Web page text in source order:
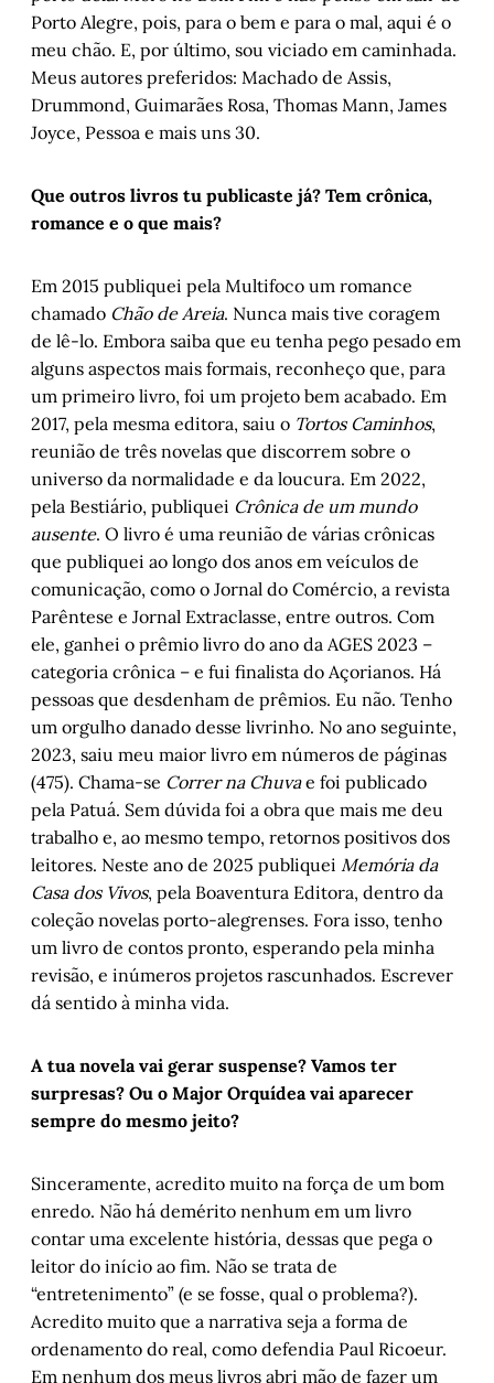
Porto Alegre, pois, para o bem e para o mal, aqui é o
meu chão. E, por último, sou viciado em caminhada.
Meus autores preferidos: Machado de Assis,
Drummond, Guimarães Rosa, Thomas Mann, James
Joyce, Pessoa e mais uns 30.
Que outros livros tu publicaste já? Tem crônica,
romance e o que mais?
Em 2015 publiquei pela Multifoco um romance
chamado Chão de Areia. Nunca mais tive coragem
de lê-lo. Embora saiba que eu tenha pego pesado em
alguns aspectos mais formais, reconheço que, para
um primeiro livro, foi um projeto bem acabado. Em
2017, pela mesma editora, saiu o Tortos Caminhos,
reunião de três novelas que discorrem sobre o
universo da normalidade e da loucura. Em 2022,
pela Bestiário, publiquei Crônica de um mundo
ausente. O livro é uma reunião de várias crônicas
que publiquei ao longo dos anos em veículos de
comunicação, como o Jornal do Comércio, a revista
Parêntese e Jornal Extraclasse, entre outros. Com
ele, ganhei o prêmio livro do ano da AGES 2023 –
categoria crônica – e fui finalista do Açorianos. Há
pessoas que desdenham de prêmios. Eu não. Tenho
um orgulho danado desse livrinho. No ano seguinte,
2023, saiu meu maior livro em números de páginas
(475). Chama-se Correr na Chuvae foi publicado
pela Patuá. Sem dúvida foi a obra que mais me deu
trabalho e, ao mesmo tempo, retornos positivos dos
leitores. Neste ano de 2025 publiquei Memória da
Casa dos Vivos, pela Boaventura Editora, dentro da
coleção novelas porto-alegrenses. Fora isso, tenho
um livro de contos pronto, esperando pela minha
revisão, e inúmeros projetos rascunhados. Escrever
dá sentido à minha vida.
A tua novela vai gerar suspense? Vamos ter
surpresas? Ou o Major Orquídea vai aparecer
sempre do mesmo jeito?
Sinceramente, acredito muito na força de um bom
enredo. Não há demérito nenhum em um livro
contar uma excelente história, dessas que pega o
leitor do início ao fim. Não se trata de
“entretenimento” (e se fosse, qual o problema?).
Acredito muito que a narrativa seja a forma de
ordenamento do real, como defendia Paul Ricoeur.
Em nenhum dos meus livros abri mão de fazer um